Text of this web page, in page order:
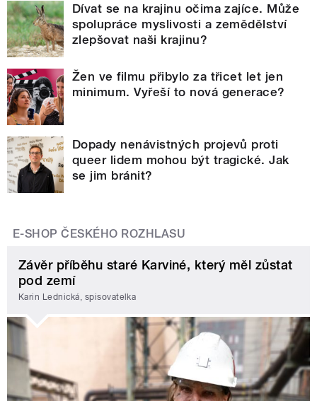
Dívat se na krajinu očima zajíce. Může
spolupráce myslivosti a zemědělství
zlepšovat naši krajinu?
Žen ve filmu přibylo za třicet let jen
minimum. Vyřeší to nová generace?
Dopady nenávistných projevů proti
queer lidem mohou být tragické. Jak
se jim bránit?
E-SHOP ČESKÉHO ROZHLASU
Závěr příběhu staré Karviné, který měl zůstat
pod zemí
Karin Lednická, spisovatelka